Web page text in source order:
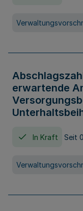
erwartende
In Kraft Seit